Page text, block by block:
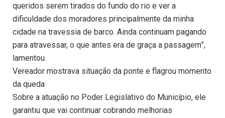
queridos serem tirados do fundo do rio e ver a
dificuldade dos moradores principalmente da minha
cidade na travessia de barco. Ainda continuam pagando
para atravessar, o que antes era de graça a passagem”,
lamentou.
Vereador mostrava situação da ponte e flagrou momento
da queda
Sobre a atuação no Poder Legislativo do Município, ele
garantiu que vai continuar cobrando melhorias